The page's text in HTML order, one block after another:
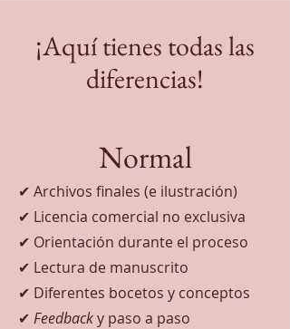
¡Aquí tienes todas las
diferencias!
Normal
✔ Archivos finales (e ilustración)
✔ Licencia comercial no exclusiva
✔ Orientación durante el proceso
✔ Lectura de manuscrito
✔ Diferentes bocetos y conceptos
✔ Feedbacky paso a paso